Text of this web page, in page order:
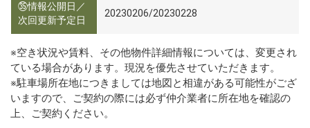
㉟情報公開日／
次回更新予定日
20230206/20230228
※空き状況や賃料、その他物件詳細情報については、変更され
ている場合があります。現況を優先させていただきます。
※駐車場所在地につきましては地図と相違がある可能性がござ
いますので、ご契約の際には必ず仲介業者に所在地を確認の
上、ご契約ください。